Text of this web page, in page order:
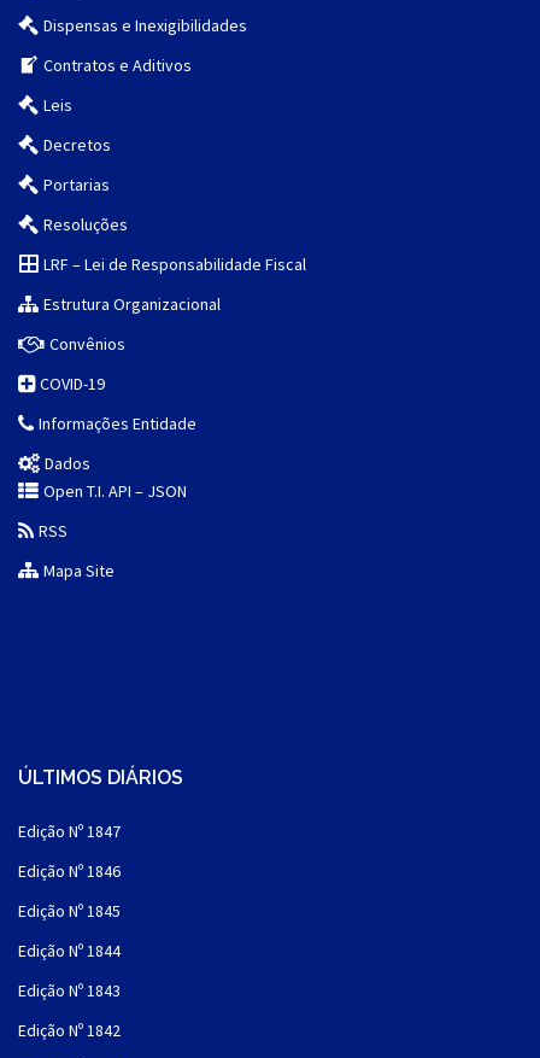
Dispensas e Inexigibilidades
Contratos e Aditivos
Leis
Decretos
Portarias
Resoluções
LRF – Lei de Responsabilidade Fiscal
Estrutura Organizacional
Convênios
COVID-19
Informações Entidade
Dados
Open T.I. API – JSON
RSS
Mapa Site
ÚLTIMOS DIÁRIOS
Edição Nº 1847
Edição Nº 1846
Edição Nº 1845
Edição Nº 1844
Edição Nº 1843
Edição Nº 1842